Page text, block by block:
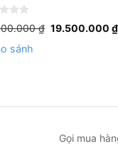
₫ Giá
gốc
19.500.000₫
sánh
Gọi mua